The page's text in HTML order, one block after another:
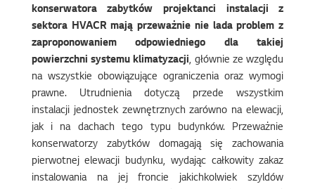
konserwatora zabytków projektanci instalacji z
sektora HVACR mają przeważnie nie lada problem z
zaproponowaniem odpowiedniego dla takiej
powierzchni systemu klimatyzacji, głównie ze względu
na wszystkie obowiązujące ograniczenia oraz wymogi
prawne. Utrudnienia dotyczą przede wszystkim
instalacji jednostek zewnętrznych zarówno na elewacji,
jak i na dachach tego typu budynków. Przeważnie
konserwatorzy zabytków domagają się zachowania
pierwotnej elewacji budynku, wydając całkowity zakaz
instalowania na jej froncie jakichkolwiek szyldów